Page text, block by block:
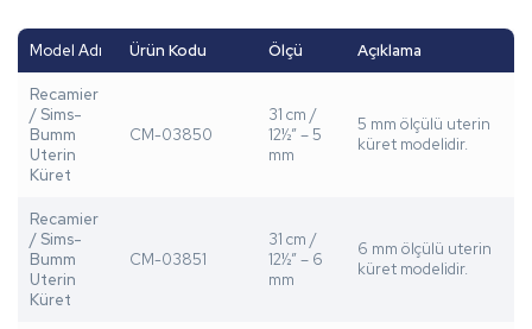
Model Adı Ürün Kodu Ölçü Açıklama
Recamier
/ Sims-
Bumm
Uterin
Küret
CM-03850
31 cm /
12½” – 5
mm
5 mm ölçülü uterin
küret modelidir.
Recamier
/ Sims-
Bumm
Uterin
Küret
CM-03851
31 cm /
12½” – 6
mm
6 mm ölçülü uterin
küret modelidir.